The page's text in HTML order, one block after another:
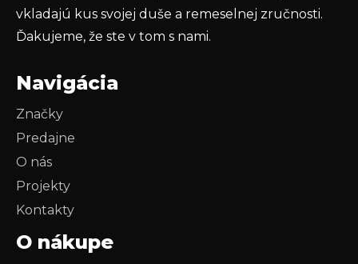
vkladajú kus svojej duše a remeselnej zručnosti.
Ďakujeme, že ste v tom s nami.
Navigácia
Značky
Predajne
O nás
Projekty
Kontakty
O nákupe